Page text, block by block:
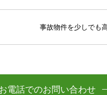
事故物件を少しでも
電話でのお問い合わせ